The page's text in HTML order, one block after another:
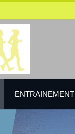
ENTRAINEMENT